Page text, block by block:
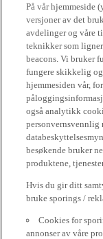
På vår hjemmeside
versjoner av det
avdelinger og våre
teknikker som
beacons. Vi bruker
fungere skikkelig
hjemmesiden vår,
også analytikk
personvernsvennlig
besøkende bruker
produktene,
Hvis du gir ditt
bruke sporings /
Cookies for
annonser av våre